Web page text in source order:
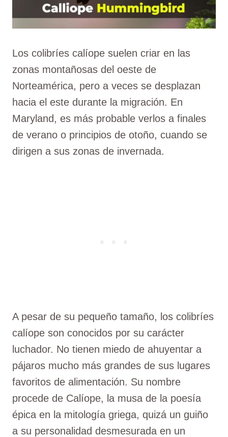
Los colibríes calíope suelen criar en las
zonas montañosas del oeste de
Norteamérica, pero a veces se desplazan
hacia el este durante la migración. En
Maryland, es más probable verlos a finales
de verano o principios de otoño, cuando se
dirigen a sus zonas de invernada.
A pesar de su pequeño tamaño, los colibríes
calíope son conocidos por su carácter
luchador. No tienen miedo de ahuyentar a
pájaros mucho más grandes de sus lugares
favoritos de alimentación. Su nombre
procede de Calíope, la musa de la poesía
épica en la mitología griega, quizá un guiño
a su personalidad desmesurada en un